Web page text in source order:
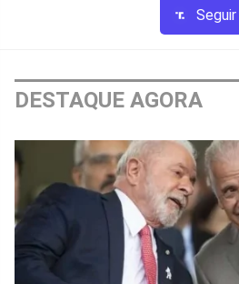
Seguir
DESTAQUE AGORA